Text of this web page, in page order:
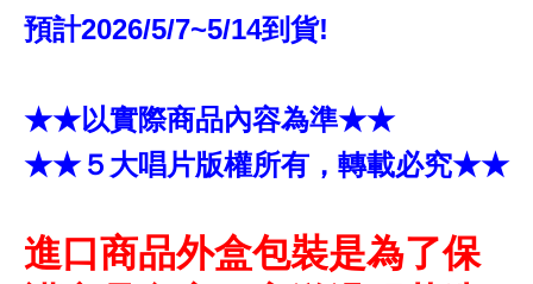
預計2026/5/7~5/14到貨!
★★以實際商品內容為準★★
★★５大唱片版權所有，轉載必究★★
進口商品外盒包裝是為了保